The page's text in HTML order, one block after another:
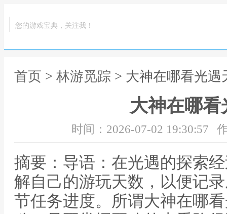
您的游戏宝典，关注我！
首页 > 林游觅踪 > 大神在哪看光遇
大神在哪看
时间：2026-07-02 19:30:57
摘要：导语：在光遇的探索
解自己的游玩天数，以便记
节任务进度。所谓大神在哪